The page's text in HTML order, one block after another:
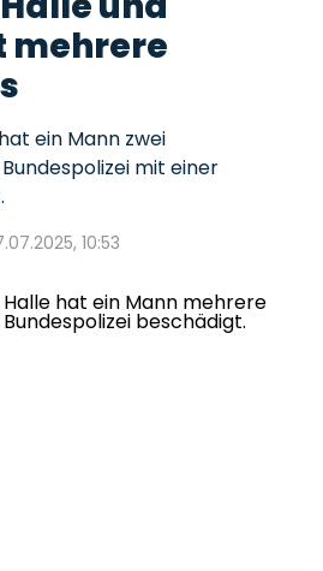
mehrere
ein Mann zwei
mit einer
10:53